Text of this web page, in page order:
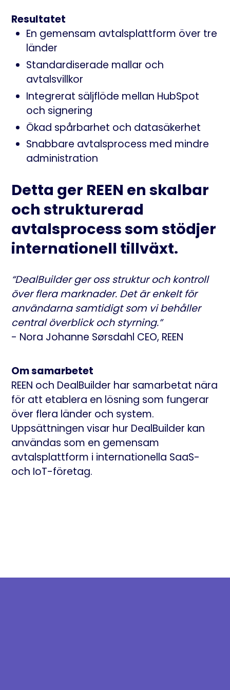
Resultatet
En gemensam avtalsplattform över tre
länder
Standardiserade mallar och
avtalsvillkor
Integrerat säljflöde mellan HubSpot
och signering
Ökad spårbarhet och datasäkerhet
Snabbare avtalsprocess med mindre
administration
Detta ger REEN en skalbar
och strukturerad
avtalsprocess som stödjer
internationell tillväxt.
“DealBuilder ger oss struktur och kontroll
över flera marknader. Det är enkelt för
användarna samtidigt som vi behåller
central överblick och styrning.”
- Nora Johanne Sørsdahl CEO, REEN
Om samarbetet
REEN och DealBuilder har samarbetat nära
för att etablera en lösning som fungerar
över flera länder och system.
Upp­sättningen visar hur DealBuilder kan
användas som en gemensam
avtalsplattform i internationella SaaS-
och IoT-företag.